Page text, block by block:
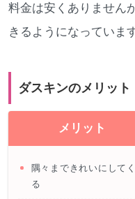
料金は安くありません
きるようになっています
ダスキンのメリット
メリット
隅々まできれいにして
る